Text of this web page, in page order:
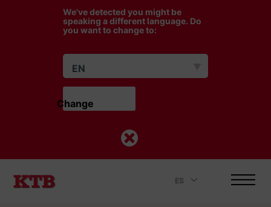
We've detected you might be
speaking a different language. Do
you want to change to:
EN
Change
ES .